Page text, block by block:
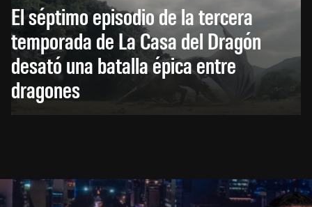
El séptimo episodio de la tercera
temporada de La Casa del Dragón
desató una batalla épica entre
dragones